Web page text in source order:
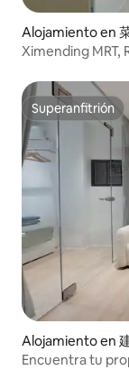
Alojamiento en
Ximending MRT,
atracciones más
Superanfitrión
Superanfitrión
Alojamiento en
Encuentra tu